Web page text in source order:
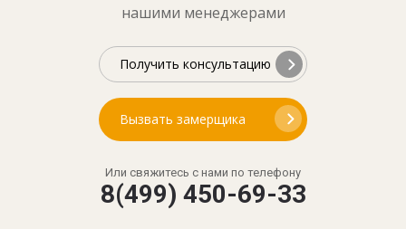
нашими менеджерами
Получить консультацию
Вызвать замерщика
Или свяжитесь с нами по телефону
8(499) 450-69-33